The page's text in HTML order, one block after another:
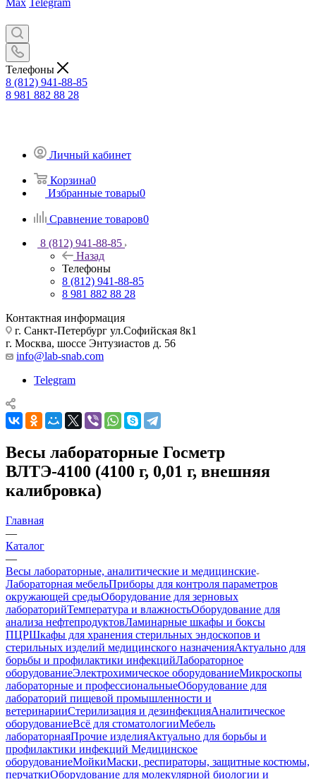
Max Telegram
Телефоны
8 (812) 941-88-85
8 981 882 88 28
Личный кабинет
Корзина0
Избранные товары0
Сравнение товаров0
8 (812) 941-88-85
Назад
Телефоны
8 (812) 941-88-85
8 981 882 88 28
Контактная информация
г. Санкт-Петербург ул.Софийская 8к1
г. Москва, шоссе Энтузиастов д. 56
info@lab-snab.com
Telegram
Весы лабораторные Госметр
ВЛТЭ-4100 (4100 г, 0,01 г, внешняя
калибровка)
Главная
—
Каталог
—
Весы лабораторные, аналитические и медицинские
Лабораторная мебельПриборы для контроля параметров
окружающей средыОборудование для зерновых
лабораторийТемпература и влажностьОборудование для
анализа нефтепродуктовЛаминарные шкафы и боксы
ПЦРШкафы для хранения стерильных эндоскопов и
стерильных изделий медицинского назначенияАктуально для
борьбы и профилактики инфекцийЛабораторное
оборудованиеЭлектрохимическое оборудованиеМикроскопы
лабораторные и профессиональныеОборудование для
лабораторий пищевой промышленности и
ветеринарииСтерилизация и дезинфекцияАналитическое
оборудованиеВсё для стоматологииМебель
лабораторнаяПрочие изделияАктуально для борьбы и
профилактики инфекций Медицинское
оборудованиеМойкиМаски, респираторы, защитные костюмы,
перчаткиОборудование для молекулярной биологии и